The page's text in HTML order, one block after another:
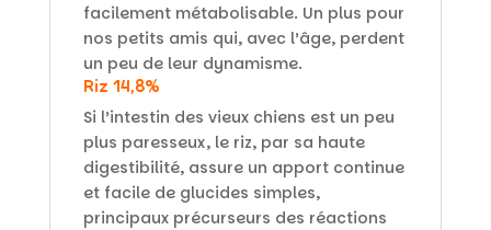
facilement métabolisable. Un plus pour
nos petits amis qui, avec l’âge, perdent
un peu de leur dynamisme.
Riz 14,8%
Si l’intestin des vieux chiens est un peu
plus paresseux, le riz, par sa haute
digestibilité, assure un apport continue
et facile de glucides simples,
principaux précurseurs des réactions